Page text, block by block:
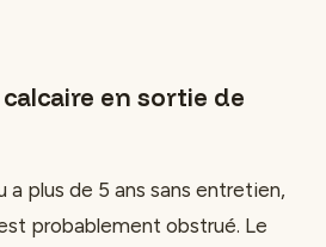
en sortie de
plus de 5 ans sans entretien,
probablement obstrué. Le